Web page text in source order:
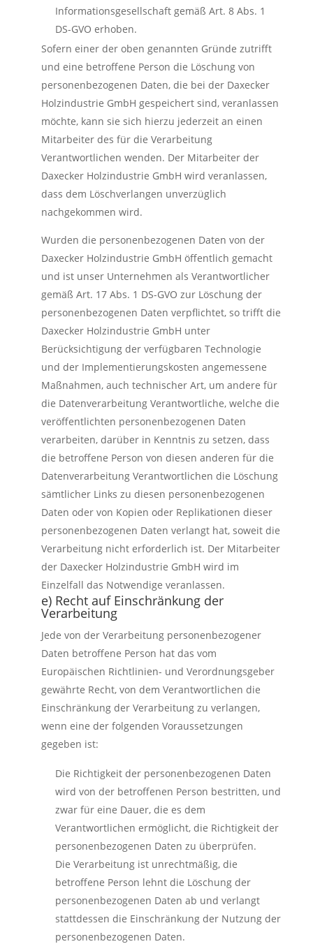
Informationsgesellschaft gemäß Art. 8 Abs. 1
DS-GVO erhoben.
Sofern einer der oben genannten Gründe zutrifft
und eine betroffene Person die Löschung von
personenbezogenen Daten, die bei der Daxecker
Holzindustrie GmbH gespeichert sind, veranlassen
möchte, kann sie sich hierzu jederzeit an einen
Mitarbeiter des für die Verarbeitung
Verantwortlichen wenden. Der Mitarbeiter der
Daxecker Holzindustrie GmbH wird veranlassen,
dass dem Löschverlangen unverzüglich
nachgekommen wird.
Wurden die personenbezogenen Daten von der
Daxecker Holzindustrie GmbH öffentlich gemacht
und ist unser Unternehmen als Verantwortlicher
gemäß Art. 17 Abs. 1 DS-GVO zur Löschung der
personenbezogenen Daten verpflichtet, so trifft die
Daxecker Holzindustrie GmbH unter
Berücksichtigung der verfügbaren Technologie
und der Implementierungskosten angemessene
Maßnahmen, auch technischer Art, um andere für
die Datenverarbeitung Verantwortliche, welche die
veröffentlichten personenbezogenen Daten
verarbeiten, darüber in Kenntnis zu setzen, dass
die betroffene Person von diesen anderen für die
Datenverarbeitung Verantwortlichen die Löschung
sämtlicher Links zu diesen personenbezogenen
Daten oder von Kopien oder Replikationen dieser
personenbezogenen Daten verlangt hat, soweit die
Verarbeitung nicht erforderlich ist. Der Mitarbeiter
der Daxecker Holzindustrie GmbH wird im
Einzelfall das Notwendige veranlassen.
e) Recht auf Einschränkung der
Verarbeitung
Jede von der Verarbeitung personenbezogener
Daten betroffene Person hat das vom
Europäischen Richtlinien- und Verordnungsgeber
gewährte Recht, von dem Verantwortlichen die
Einschränkung der Verarbeitung zu verlangen,
wenn eine der folgenden Voraussetzungen
gegeben ist:
Die Richtigkeit der personenbezogenen Daten
wird von der betroffenen Person bestritten, und
zwar für eine Dauer, die es dem
Verantwortlichen ermöglicht, die Richtigkeit der
personenbezogenen Daten zu überprüfen.
Die Verarbeitung ist unrechtmäßig, die
betroffene Person lehnt die Löschung der
personenbezogenen Daten ab und verlangt
stattdessen die Einschränkung der Nutzung der
personenbezogenen Daten.